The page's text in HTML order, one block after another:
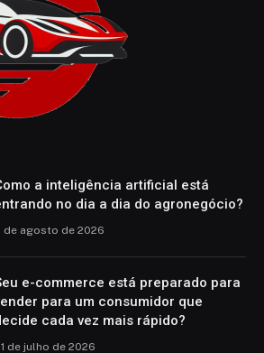
a inteligência artificial está
no dia a dia do agronegócio?
de agosto de 2026
e-commerce está preparado para
para um consumidor que
cada vez mais rápido?
de julho de 2026